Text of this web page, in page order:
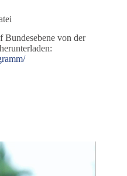
Bundesebene von der